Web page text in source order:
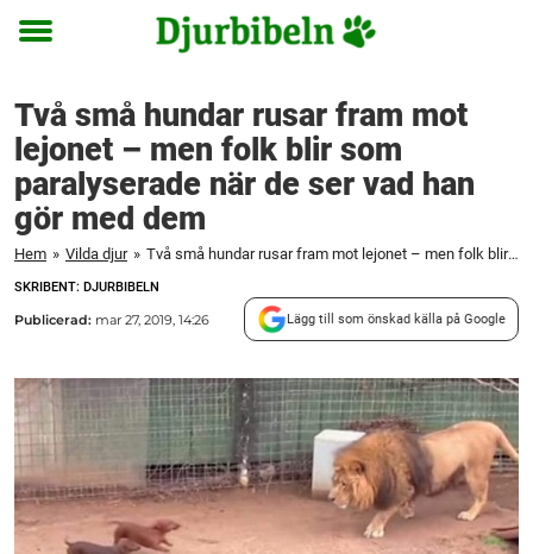
Toggle
Två små hundar rusar fram mot
lejonet – men folk blir som
paralyserade när de ser vad han
gör med dem
Hem » Vilda djur » Två små hundar rusar fram mot lejonet – men folk blir som paralyserade när de ser vad han gör med dem
SKRIBENT: DJURBIBELN
Publicerad: mar 27, 2019, 14:26 Lägg till som önskad källa på Google